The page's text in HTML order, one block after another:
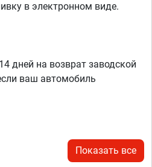
в электронном виде.
дней на возврат заводской
ваш автомобиль
Показать все